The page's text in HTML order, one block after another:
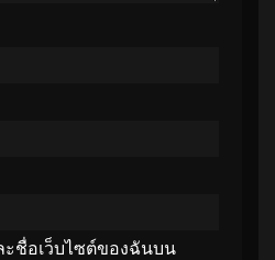
ะชื่อเว็บไซต์ของฉันบน